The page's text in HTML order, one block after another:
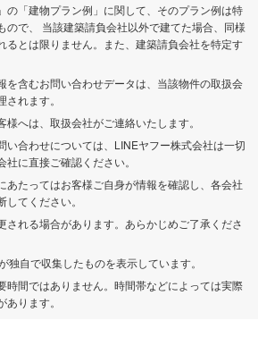
の「建物プラン例」に関して、そのプラン例は特
ので、 当該建築請負会社以外で建てた場合、同様
るとは限りません。また、建築請負会社を特定す
を含むお問い合わせデータは、当該物件の取扱会
れます。
へは、取扱会社がご連絡いたします。
い合わせについては、LINEヤフー株式会社は一切
に直接ご確認ください。
あたってはお客様ご自身が情報を確認し、各会社
てください。
される場合があります。あらかじめご了承くださ
独自で収集したものを表示しています。
時間ではありません。時間帯などによっては実際
ります。